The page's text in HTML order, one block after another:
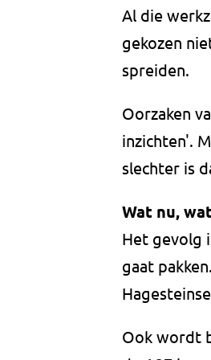
Al die
gekozen
spreiden.
Oorzaken
inzichten'.
slechter is
Wat nu,
Het gevolg
gaat
Ook wordt